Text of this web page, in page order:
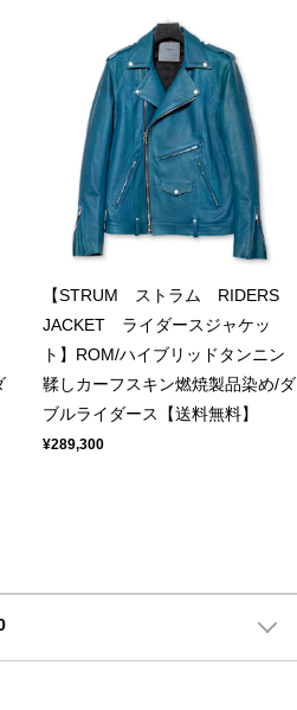
【STRUM ストラム RIDERS
JACKET ライダースジャケッ
ト】ROM/ハイブリッドタンニン
鞣しカーフスキン燃焼製品染め/ダ
ブルライダース【送料無料】
¥289,300